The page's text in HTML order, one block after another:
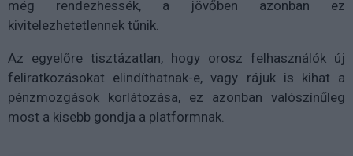
még rendezhessék, a jövőben azonban ez
kivitelezhetetlennek tűnik.
Az egyelőre tisztázatlan, hogy orosz felhasználók új
feliratkozásokat elindíthatnak-e, vagy rájuk is kihat a
pénzmozgások korlátozása, ez azonban valószínűleg
most a kisebb gondja a platformnak.